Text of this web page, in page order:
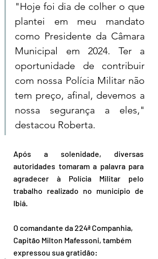
"Hoje foi dia de colher o que
plantei em meu mandato
como Presidente da Câmara
Municipal em 2024. Ter a
oportunidade de contribuir
com nossa Polícia Militar não
tem preço, afinal, devemos a
nossa segurança a eles,"
destacou Roberta.
Após a solenidade, diversas
autoridades tomaram a palavra para
agradecer à Polícia Militar pelo
trabalho realizado no município de
Ibiá.
O comandante da 224ª Companhia,
Capitão Milton Mafessoni, também
expressou sua gratidão: